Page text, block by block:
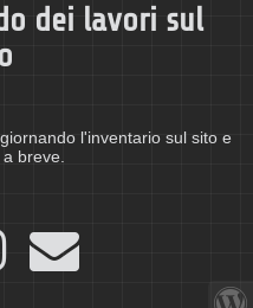
dei lavori sul
l'inventario sul sito e
breve.